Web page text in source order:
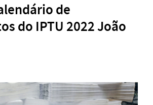
de
do IPTU 2022 João